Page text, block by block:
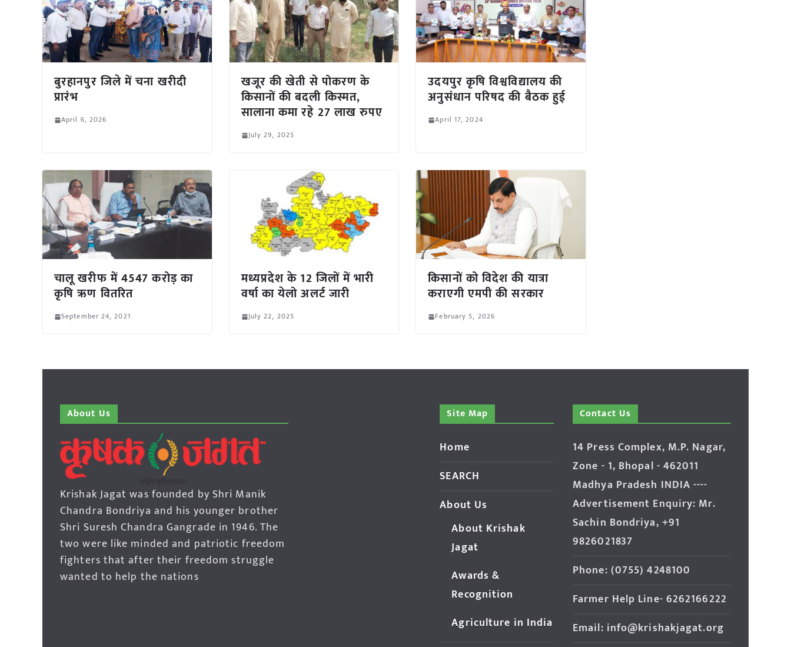
बुरहानपुर जिले में चना खरीदी
प्रारंभ
April 6, 2026
खजूर की खेती से पोकरण के
किसानों की बदली किस्मत,
सालाना कमा रहे 27 लाख रुपए
July 29, 2025
उदयपुर कृषि विश्वविद्यालय की
अनुसंधान परिषद की बैठक हुई
April 17, 2024
चालू खरीफ में 4547 करोड़ का
कृषि ऋण वितरित
September 24, 2021
मध्यप्रदेश के 12 जिलों में भारी
वर्षा का येलो अलर्ट जारी
July 22, 2025
किसानों को विदेश की यात्रा
कराएगी एमपी की सरकार
February 5, 2026
About Us
Krishak Jagat was founded by Shri Manik
Chandra Bondriya and his younger brother
Shri Suresh Chandra Gangrade in 1946. The
two were like minded and patriotic freedom
fighters that after their freedom struggle
wanted to help the nations
Site Map
Home
SEARCH
About Us
About Krishak
Jagat
Awards &
Recognition
Agriculture in India
Contact Us
14 Press Complex, M.P. Nagar,
Zone - 1, Bhopal - 462011
Madhya Pradesh INDIA ----
Advertisement Enquiry: Mr.
Sachin Bondriya, +91
9826021837
Phone: (0755) 4248100
Farmer Help Line- 6262166222
Email: info@krishakjagat.org